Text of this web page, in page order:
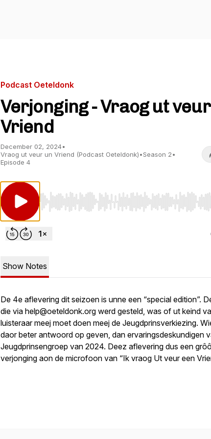
Podcast Oeteldonk
Verjonging - Vraog ut
Vriend
December 02, 2024•
Vraog ut veur un Vriend (Podcast Oeteldonk)•Season 2•
Episode 4
Use Left/Right to seek, Home/End to jump to
Show Notes
De 4e aflevering dit seizoen is unne een “special edition”.
die via help@oeteldonk.org werd gesteld, was of ut keind
luisteraar meej moet doen meej de Jeugdprinsverkiezing.
daor beter antwoord op geven, dan ervaringsdeskundigen
Jeugdprinsengroep van 2024. Deez aflevering dus een
verjonging aon de microfoon van “Ik vraog Ut veur een